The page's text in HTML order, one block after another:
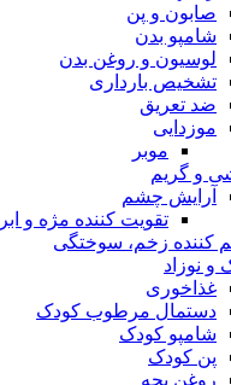
صابون و پن
شامپو بدن
لوسیون و روغن بدن
تشخیص بارداری
ضد تعریق
موزدایی
موبر
و گریم
آرایش چشم
تقویت کننده مژه و
کننده زخم، سوختگی
و نوزاد
غذاخوری
دستمال مرطوب کودک
شامپو کودک
پن کودک
روغن بچه